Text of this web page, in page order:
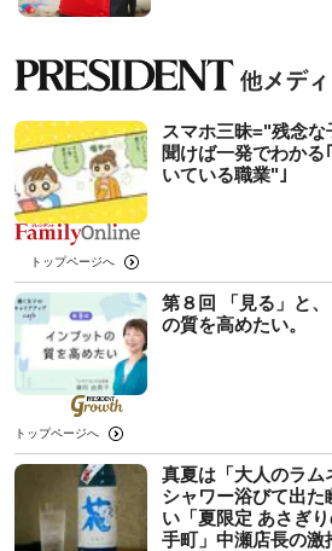
スマホ三昧="残念
聞けば一発でわか
いている職業"｣
トップページへ
第８回 「見る」と
の質を高めたい。
トップページへ
真夏は「大人のラム
シャワー浴びて出た
い「夏限定 あさぎ
手町」中瀬店長の激